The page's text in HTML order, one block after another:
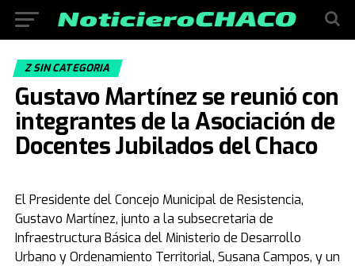
Z SIN CATEGORIA
Gustavo Martínez se reunió con
integrantes de la Asociación de
Docentes Jubilados del Chaco
El Presidente del Concejo Municipal de Resistencia,
Gustavo Martínez, junto a la subsecretaria de
Infraestructura Básica del Ministerio de Desarrollo
Urbano y Ordenamiento Territorial, Susana Campos, y un